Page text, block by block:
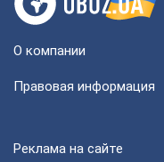
О компании
Правовая информация
Реклама на сайте